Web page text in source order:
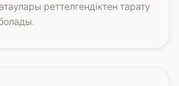
реттелгендіктен тарату